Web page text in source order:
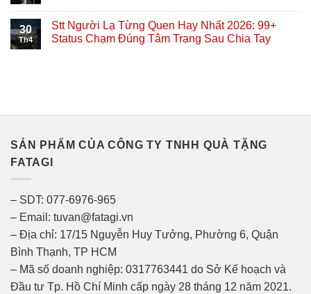
30
Th4
Stt Người Lạ Từng Quen Hay Nhất 2026: 99+
Status Chạm Đúng Tâm Trạng Sau Chia Tay
SẢN PHẨM CỦA CÔNG TY TNHH QUÀ TẶNG
FATAGI
– SDT: 077-6976-965
– Email: tuvan@fatagi.vn
– Địa chỉ: 17/15 Nguyễn Huy Tưởng, Phường 6, Quận
Bình Thạnh, TP HCM
– Mã số doanh nghiệp: 0317763441 do Sở Kế hoạch và
Đầu tư Tp. Hồ Chí Minh cấp ngày 28 tháng 12 năm 2021.